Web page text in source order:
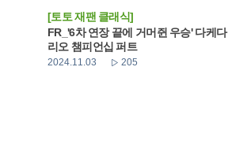
[토토 재팬 클래식]
FR_'6차 연장 끝에 거머쥔 우승' 다케다
리오 챔피언십 퍼트
2024.11.03 205